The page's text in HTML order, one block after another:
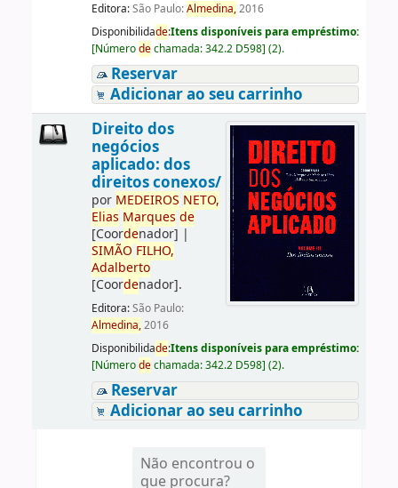
Editora:São Paulo:Almedina,2016
Disponibilidade:Itens disponíveis para empréstimo:
[Númerodechamada:342.2 D598] (2).
Reservar
Adicionar ao seu carrinho
Direito dos
negócios
aplicado: dos
direitos conexos/
por MEDEIROS NETO,
Elias Marques de
[Coordenador] |
SIMÃO FILHO,
Adalberto
[Coordenador].
Editora:São Paulo:
Almedina,2016
Disponibilidade:Itens disponíveis para empréstimo:
[Númerodechamada:342.2 D598] (2).
Reservar
Adicionar ao seu carrinho
Não encontrou o
que procura?